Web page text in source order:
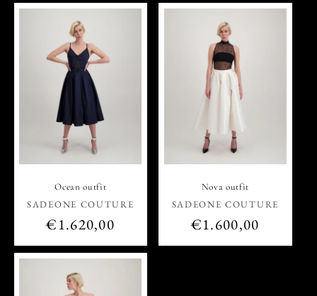
Ocean outfit
Vendor:
SADEONE COUTURE
Regular
price
€1.620,00
Nova outfit
Vendor:
SADEONE COUTURE
Regular
price
€1.600,00